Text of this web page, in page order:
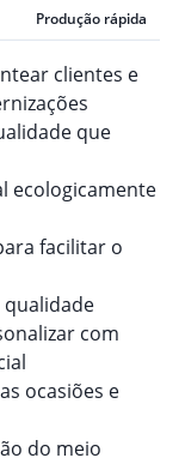
Produção rápida
clientes e
que
ecologicamente
facilitar o
com
ocasiões e
do meio